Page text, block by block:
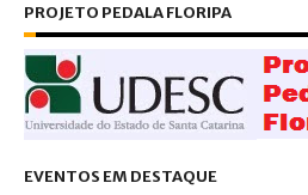
PROJETO PEDALA FLORIPA
EVENTOS EM DESTAQUE